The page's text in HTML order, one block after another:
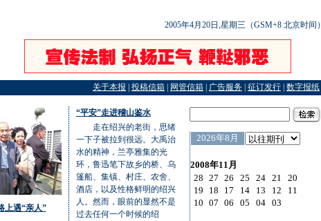
2005年4月20日,星期三（GSM+8 北京时间）
关于本报 投稿信箱 网管信箱 广告服务 征订发行 数字报纸
上遇“亲人”
“平安”走进稽山鉴水
走在绍兴的老街，思绪
一下子被拉到很远。大禹治
水的精神，兰亭雅集的光
环，鲁迅笔下故乡的桥、乌
篷船、集镇、村庄、农舍、
酒店，以及性格鲜明的绍兴
人。然而，眼前的显然不是
过去任何一个时候的绍